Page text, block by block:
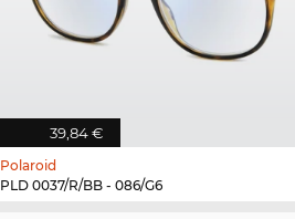
39,84 €
Polaroid
PLD 0037/R/BB - 086/G6